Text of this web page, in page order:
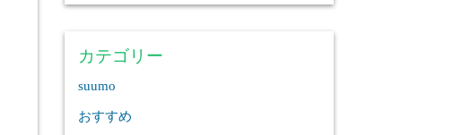
カテゴリー
suumo
おすすめ